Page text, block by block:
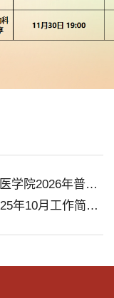
上一条：四川大学华西基础医学与法医学院2026年普通招考博士研究生招生简章
下一条：华西基础医学与法医学院2025年10月工作简报2025年第9期（总第27期）